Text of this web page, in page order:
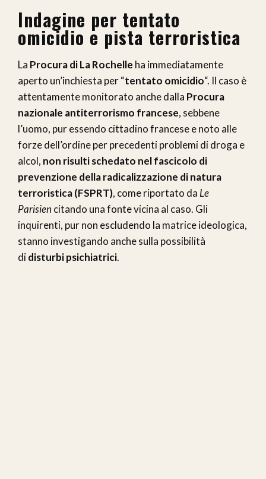
Indagine per tentato
omicidio e pista terroristica
La Procura di La Rochelle ha immediatamente
aperto un’inchiesta per “tentato omicidio“. Il caso è
attentamente monitorato anche dalla Procura
nazionale antiterrorismo francese, sebbene
l’uomo, pur essendo cittadino francese e noto alle
forze dell’ordine per precedenti problemi di droga e
alcol, non risulti schedato nel fascicolo di
prevenzione della radicalizzazione di natura
terroristica (FSPRT), come riportato da Le
Parisiencitando una fonte vicina al caso. Gli
inquirenti, pur non escludendo la matrice ideologica,
stanno investigando anche sulla possibilità
didisturbi psichiatrici.